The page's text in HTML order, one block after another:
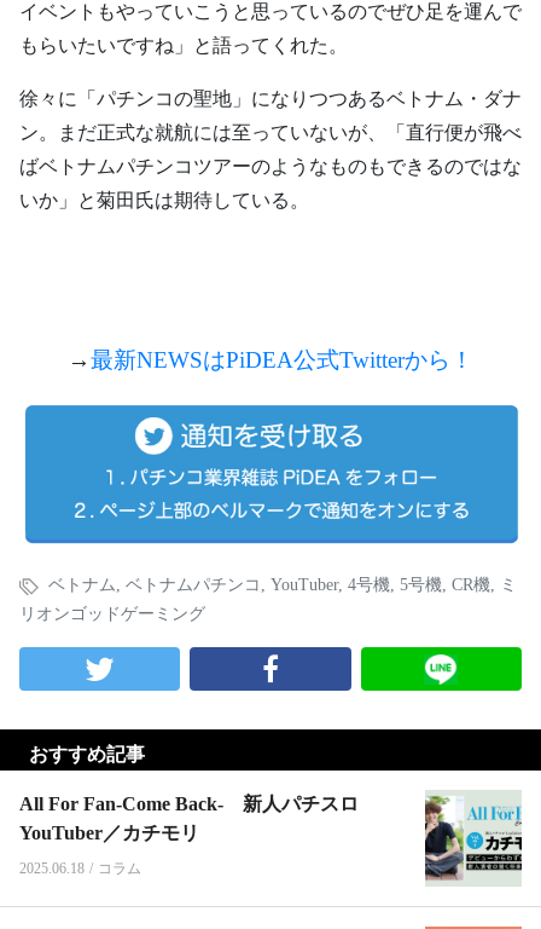
イベントもやっていこうと思っているのでぜひ足を運んで
もらいたいですね」と語ってくれた。
徐々に「パチンコの聖地」になりつつあるベトナム・ダナ
ン。まだ正式な就航には至っていないが、「直行便が飛べ
ばベトナムパチンコツアーのようなものもできるのではな
いか」と菊田氏は期待している。
→最新NEWSはPiDEA公式Twitterから！
ベトナム, ベトナムパチンコ , YouTuber, 4号機, 5号機, CR機, ミ
リオンゴッドゲーミング
おすすめ記事
All For Fan-Come Back- 新人パチスロ
YouTuber／カチモリ
2025.06.18 / コラム